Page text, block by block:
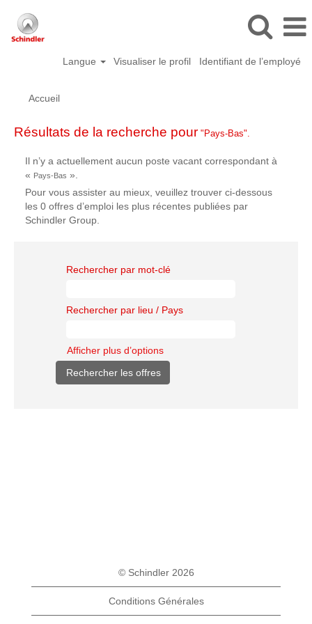
Langue Visualiser le profil Identifiant de l’employé
Accueil
Résultats de la recherche pour "Pays-Bas".
Il n’y a actuellement aucun poste vacant correspondant à
« Pays-Bas ».
Pour vous assister au mieux, veuillez trouver ci-dessous
les 0 offres d’emploi les plus récentes publiées par
Schindler Group.
Rechercher par mot-clé
Rechercher par lieu / Pays
Afficher plus d’options
© Schindler 2026
Conditions Générales